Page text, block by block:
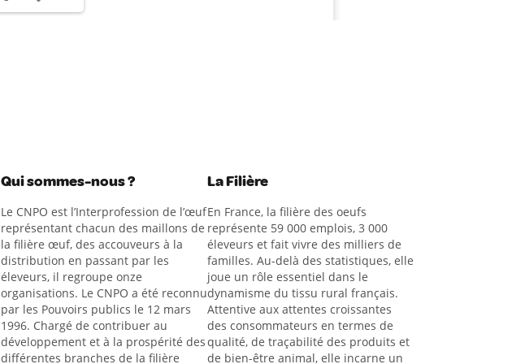
Qui sommes-nous ?
Le CNPO est l’Interprofession de l’œuf
représentant chacun des maillons de
la filière œuf, des accouveurs à la
distribution en passant par les
éleveurs, il regroupe onze
organisations. Le CNPO a été reconnu
par les Pouvoirs publics le 12 mars
1996. Chargé de contribuer au
développement et à la prospérité des
différentes branches de la filière
La Filière
En France, la filière des oeufs
représente 59 000 emplois, 3 000
éleveurs et fait vivre des milliers de
familles. Au-delà des statistiques, elle
joue un rôle essentiel dans le
dynamisme du tissu rural français.
Attentive aux attentes croissantes
des consommateurs en termes de
qualité, de traçabilité des produits et
de bien-être animal, elle incarne un